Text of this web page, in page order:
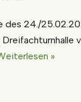
des 24./
Dreifachturnhalle
»